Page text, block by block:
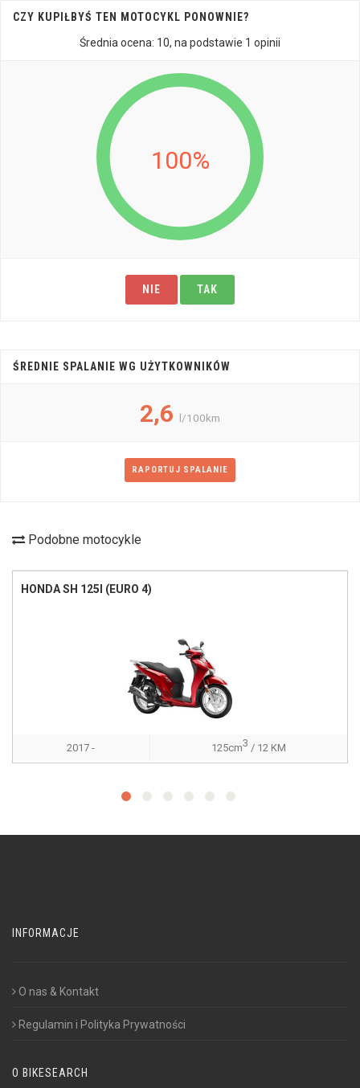
CZY KUPIŁBYŚ TEN MOTOCYKL PONOWNIE?
Średnia ocena: 10, na podstawie 1 opinii
100%
NIE TAK
ŚREDNIE SPALANIE WG UŻYTKOWNIKÓW
2,6 l/100km
RAPORTUJ SPALANIE
Podobne motocykle
HONDA SH 125I (EURO 4)
2017 - 125cm3 / 12 KM
INFORMACJE
O nas & Kontakt
Regulamin i Polityka Prywatności
O BIKESEARCH